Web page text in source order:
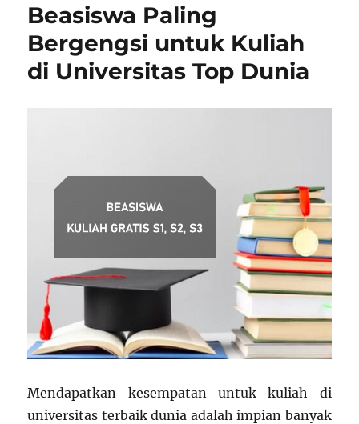
Modern
dengan
Inovasi
Beasiswa Paling
Bergengsi untuk Kuliah
di Universitas Top Dunia
Mendapatkan kesempatan untuk kuliah di
universitas terbaik dunia adalah impian banyak